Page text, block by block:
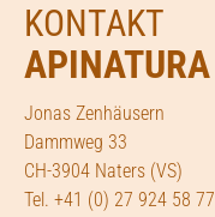
KONTAKT
APINATURA
Jonas Zenhäusern
Dammweg 33
CH-3904 Naters (VS)
Tel. +41 (0) 27 924 58 77